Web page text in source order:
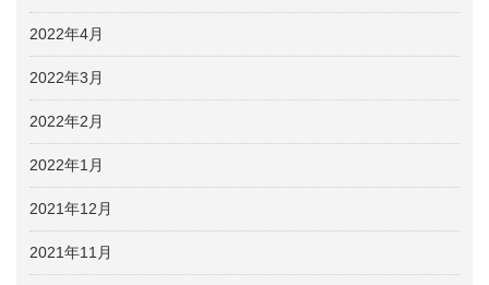
2022年4月
2022年3月
2022年2月
2022年1月
2021年12月
2021年11月